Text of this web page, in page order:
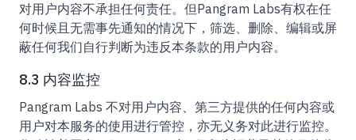
对用户内容不承担任何责任。但Pangram Labs有权在任
何时候且无需事先通知的情况下，筛选、删除、编辑或屏
蔽任何我们自行判断为违反本条款的用户内容。
8.3 内容监控
Pangram Labs 不对用户内容、第三方提供的任何内容或
用户对本服务的使用进行管控，亦无义务对此进行监控。